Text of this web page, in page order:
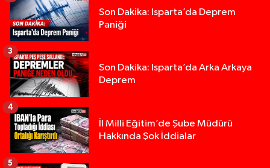
Son Dakika: Isparta’da Deprem
Paniği
Son Dakika: Isparta’da Arka Arkaya
Deprem
3
İl Milli Eğitim’de Şube Müdürü
Hakkında Şok İddialar
4
5